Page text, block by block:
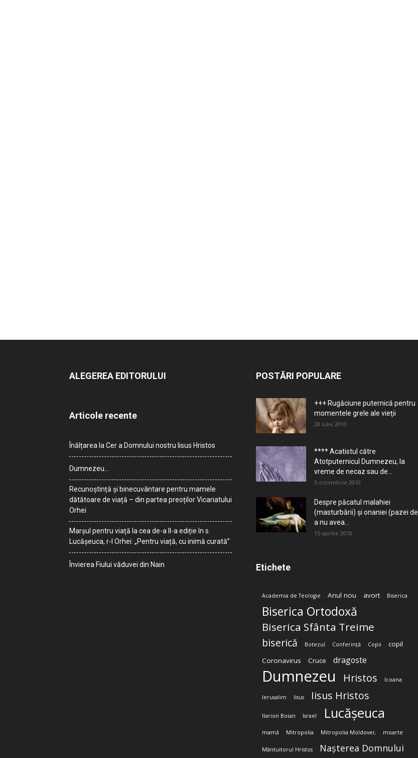
ALEGEREA EDITORULUI
Articole recente
Înălțarea la Cer a Domnului nostru Iisus Hristos
Dumnezeu…
Recunoștință și binecuvântare pentru mamele
dătătoare de viață – din partea preoților Vicariatului
Orhei
Marșul pentru viață la cea de-a II-a ediție în s.
Lucășeuca, r-l Orhei: „Pentru viață, cu inimă curată”
Învierea Fiului văduvei din Nain
POSTĂRI POPULARE
+++ Rugăciune puternică pentru
momentele grele ale vieţii
28 iulie 2010
**** Acatistul către
Atotputernicul Dumnezeu, la
vreme de necaz sau de...
5 octombrie 2010
Despre păcatul malahiei
(masturbării) şi onaniei (pazei de
a nu avea...
15 aprilie 2010
Etichete
Academia de Teologie Anul nou avort Biserica
Biserica Ortodoxă
Biserica Sfânta Treime
biserică Botezul Conferință Copii
copil
Coronavirus
Cruce dragoste
Dumnezeu Hristos Icoana
Ierusalim Iisus Iisus Hristos
Ilarion Boian Israel Lucășeuca
mamă Mitropolia Mitropolia Moldovei; moarte
Mântuitorul Hristos Nașterea Domnului